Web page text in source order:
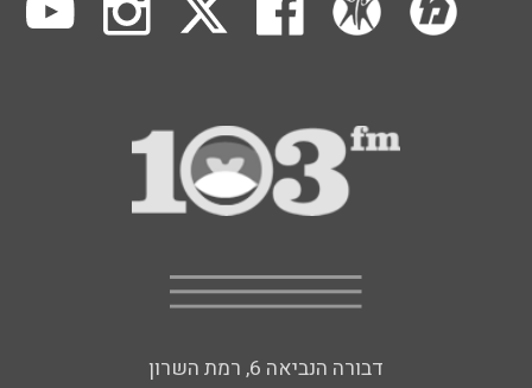
דבורה הנביאה 6, רמת השרון